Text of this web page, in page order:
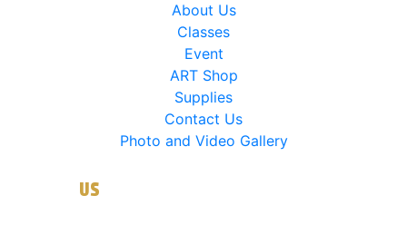
About Us
Classes
Event
ART Shop
Supplies
Contact Us
Photo and Video Gallery
US